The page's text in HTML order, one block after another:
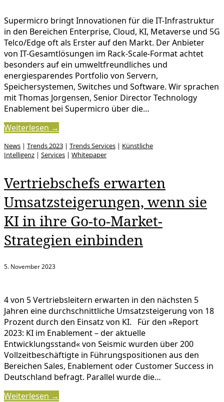
Supermicro bringt Innovationen für die IT-Infrastruktur
in den Bereichen Enterprise, Cloud, KI, Metaverse und 5G
Telco/Edge oft als Erster auf den Markt. Der Anbieter
von IT-Gesamtlösungen im Rack-Scale-Format achtet
besonders auf ein umweltfreundliches und
energiesparendes Portfolio von Servern,
Speichersystemen, Switches und Software. Wir sprachen
mit Thomas Jorgensen, Senior Director Technology
Enablement bei Supermicro über die…
Weiterlesen →
News | Trends 2023 | Trends Services | Künstliche
Intelligenz | Services | Whitepaper
Vertriebschefs erwarten
Umsatzsteigerungen, wenn sie
KI in ihre Go-to-Market-
Strategien einbinden
5. November 2023
4 von 5 Vertriebsleitern erwarten in den nächsten 5
Jahren eine durchschnittliche Umsatzsteigerung von 18
Prozent durch den Einsatz von KI. Für den »Report
2023: KI im Enablement – der aktuelle
Entwicklungsstand« von Seismic wurden über 200
Vollzeitbeschäftigte in Führungspositionen aus den
Bereichen Sales, Enablement oder Customer Success in
Deutschland befragt. Parallel wurde die…
Weiterlesen →